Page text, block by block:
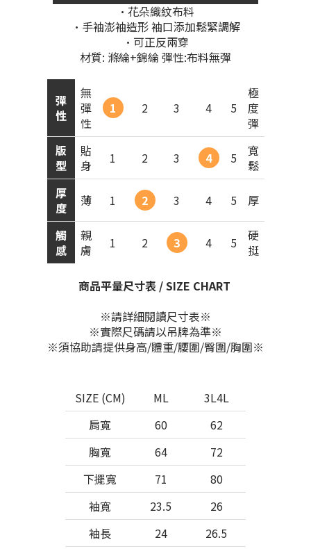
•花朵織紋布料
•手袖澎袖造形 袖口添加鬆緊調解
•可正反兩穿
材質: 滌綸+錦綸 彈性:布料無彈
彈
性
無
彈
性
1 2 3 4 5
極
度
彈
版
型
貼
身
1 2 3 4 5
寬
鬆
厚
度
薄 1 2 3 4 5 厚
觸
感
親
膚
1 2 3 4 5
硬
挺
商品平量尺寸表 / SIZE CHART
※請詳細閱讀尺寸表※
※實際尺碼請以吊牌為準※
※須協助請提供身高/體重/腰圍/臀圍/胸圍※
SIZE (CM) ML
3L4L
肩寬
60
62
胸寬
64
72
下擺寬
71
80
袖寬
23.5
26
袖長
24 26.5